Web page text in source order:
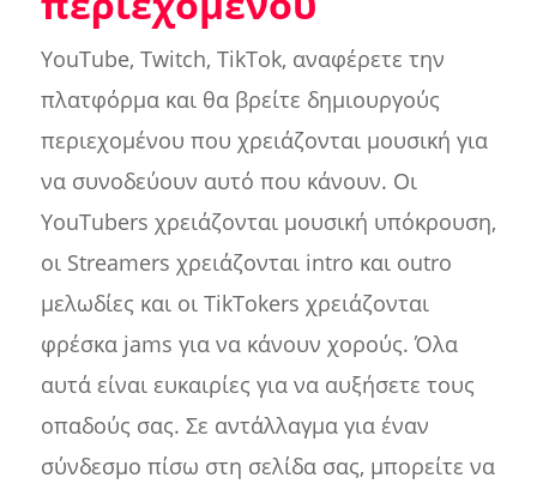
YouTube, Twitch, TikTok, αναφέρετε την
πλατφόρμα και θα βρείτε δημιουργούς
περιεχομένου που χρειάζονται μουσική για
να συνοδεύουν αυτό που κάνουν. Οι
YouTubers χρειάζονται μουσική υπόκρουση,
οι Streamers χρειάζονται intro και outro
μελωδίες και οι TikTokers χρειάζονται
φρέσκα jams για να κάνουν χορούς. Όλα
αυτά είναι ευκαιρίες για να αυξήσετε τους
οπαδούς σας. Σε αντάλλαγμα για έναν
σύνδεσμο πίσω στη σελίδα σας, μπορείτε να